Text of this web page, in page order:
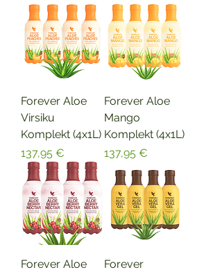
Forever Aloe
Virsiku
Komplekt (4x1L)
Price
137,95 €
Forever Aloe
Mango
Komplekt (4x1L)
Price
137,95 €
Forever Aloe
Forever